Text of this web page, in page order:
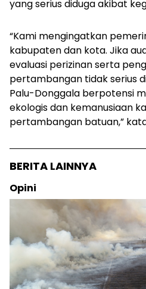
yang serius diduga akibat
“Kami mengingatkan
kabupaten dan kota. Jika
evaluasi perizinan serta
pertambangan tidak serius
Palu-Donggala berpotensi
ekologis dan kemanusiaan
pertambangan batuan,”
BERITA LAINNYA
Opini